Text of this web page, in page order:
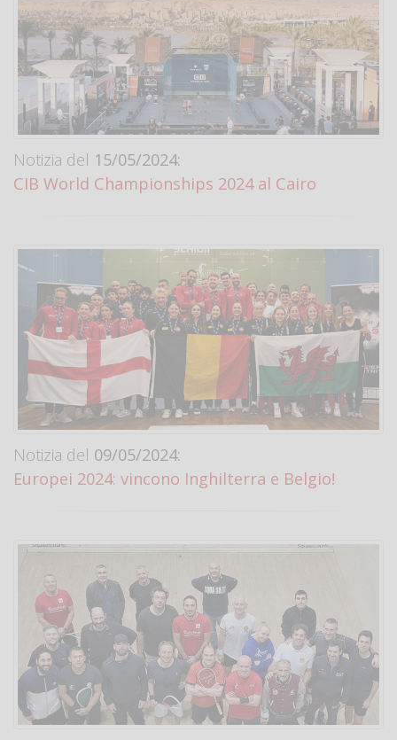
Notizia del 15/05/2024:
CIB World Championships 2024 al Cairo
Notizia del 09/05/2024:
Europei 2024: vincono Inghilterra e Belgio!